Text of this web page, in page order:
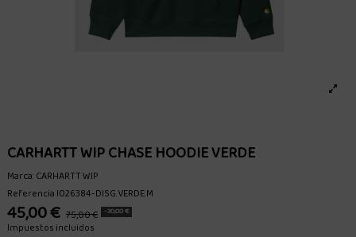
CARHARTT WIP CHASE HOODIE VERDE
Marca:CARHARTT WIP
ReferenciaI026384-DISG.VERDE.M
45,00 € 75,00 € -30,00 €
Impuestos incluidos